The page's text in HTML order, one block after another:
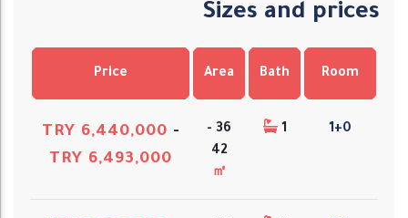
Sizes and prices
Room
Bath
Area
Price
1+0
1
36 -
42
㎡
TRY 6,440,000 -
TRY 6,493,000